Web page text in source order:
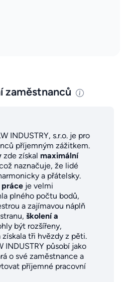
zaměstnanců
INDUSTRY, s.r.o. je pro
příjemným zážitkem.
zde získal maximální
naznačuje, že lidé
a přátelsky.
práce je velmi
plného počtu bodů,
a zajímavou náplň
školení a
být rozšířeny,
tři hvězdy z pěti.
INDUSTRY působí jako
o své zaměstnance a
příjemné pracovní